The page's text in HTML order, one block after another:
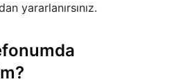
yararlanırsınız.